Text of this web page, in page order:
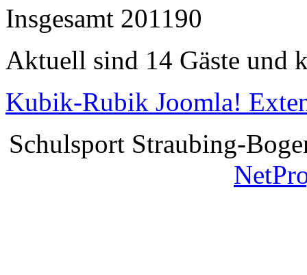
Insgesamt 201190
Aktuell sind 14 Gäste und
Kubik-Rubik Joomla!
Schulsport Straubing-